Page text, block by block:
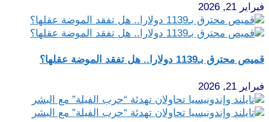
فبراير 21, 2026
قميص محترق بـ1139 دولارا.. هل تفقد الموضة عقلها؟
فبراير 21, 2026